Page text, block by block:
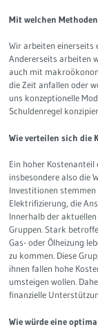
Mit welchen
Wir arbeiten einerseits
Andererseits arbeiten
auch mit
die Zeit anfallen oder
uns konzeptionelle
Schuldenregel
Wie verteilen sich die
Ein hoher
insbesondere also die
Investitionen
Elektrifizierung, die
Innerhalb der
Gruppen. Stark
Gas- oder Ölheizung
zu kommen. Diese
ihnen fallen hohe
umsteigen wollen.
finanzielle
Wie würde eine